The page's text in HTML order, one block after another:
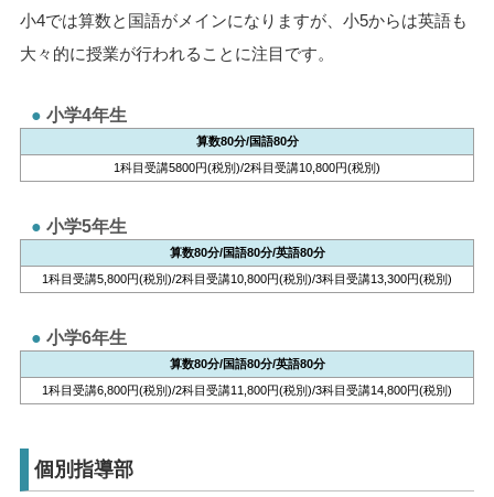
小4では算数と国語がメインになりますが、小5からは英語も
大々的に授業が行われることに注目です。
小学4年生
算数80分/国語80分
1科目受講5800円(税別)/2科目受講10,800円(税別)
小学5年生
算数80分/国語80分/英語80分
1科目受講5,800円(税別)/2科目受講10,800円(税別)/3科目受講13,300円(税別)
小学6年生
算数80分/国語80分/英語80分
1科目受講6,800円(税別)/2科目受講11,800円(税別)/3科目受講14,800円(税別)
個別指導部